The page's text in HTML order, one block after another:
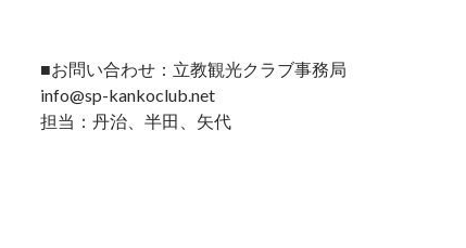
■お問い合わせ：立教観光クラブ事務局
info@sp-kankoclub.net
担当：丹治、半田、矢代